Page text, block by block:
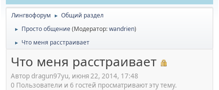
Лингвофорум ► Общий раздел
► Просто общение(Модератор:wandrien)
► Что меня расстраивает
Что меня расстраивает
Автор dragun97yu, июня 22, 2014, 17:48
0 Пользователи и 6 гостей просматривают эту тему.